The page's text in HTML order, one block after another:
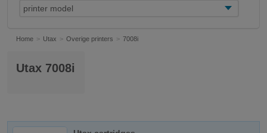
printer model
Home Utax Overige printers 7008i
Utax 7008i